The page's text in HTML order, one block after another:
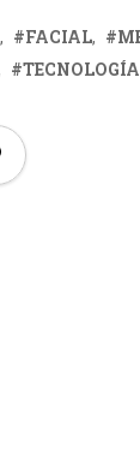
FACIAL
TECNOLOGÍA